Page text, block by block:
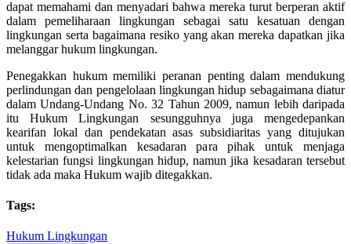
dapat memahami dan menyadari bahwa mereka turut berperan aktif
dalam pemeliharaan lingkungan sebagai satu kesatuan dengan
lingkungan serta bagaimana resiko yang akan mereka dapatkan jika
melanggar hukum lingkungan.
Penegakkan hukum memiliki peranan penting dalam mendukung
perlindungan dan pengelolaan lingkungan hidup sebagaimana diatur
dalam Undang-Undang No. 32 Tahun 2009, namun lebih daripada
itu Hukum Lingkungan sesungguhnya juga mengedepankan
kearifan lokal dan pendekatan asas subsidiaritas yang ditujukan
untuk mengoptimalkan kesadaran para pihak untuk menjaga
kelestarian fungsi lingkungan hidup, namun jika kesadaran tersebut
tidak ada maka Hukum wajib ditegakkan.
Tags:
Hukum Lingkungan